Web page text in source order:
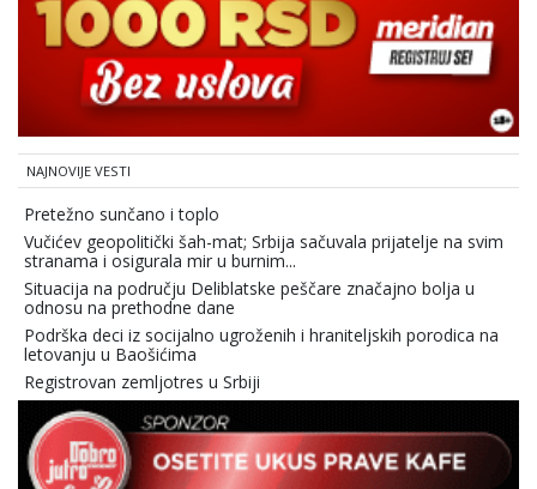
NAJNOVIJE VESTI
Pretežno sunčano i toplo
Vučićev geopolitički šah-mat; Srbija sačuvala prijatelje na svim
stranama i osigurala mir u burnim...
Situacija na području Deliblatske peščare značajno bolja u
odnosu na prethodne dane
Podrška deci iz socijalno ugroženih i hraniteljskih porodica na
letovanju u Baošićima
Registrovan zemljotres u Srbiji